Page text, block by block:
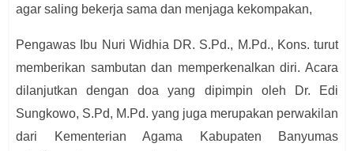
agar saling bekerja sama dan menjaga kekompakan,
Pengawas Ibu Nuri Widhia DR. S.Pd., M.Pd., Kons. turut
memberikan sambutan dan memperkenalkan diri. Acara
dilanjutkan dengan doa yang dipimpin oleh Dr. Edi
Sungkowo, S.Pd, M.Pd. yang juga merupakan perwakilan
dari Kementerian Agama Kabupaten Banyumas